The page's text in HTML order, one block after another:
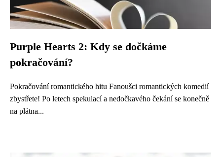
Purple Hearts 2: Kdy se dočkáme
pokračování?
Pokračování romantického hitu Fanoušci romantických komedií
zbystřete! Po letech spekulací a nedočkavého čekání se konečně
na plátna...